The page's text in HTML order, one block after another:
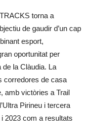
torna a
de gaudir d’un cap
esport,
oportunitat per
la Clàudia. La
corredores de casa
amb victòries a Trail
Pirineu i tercera
2023 com a resultats